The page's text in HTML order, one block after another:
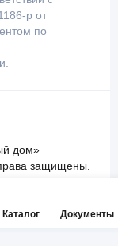
Каталог Документы
р от
по
дом»
защищены.